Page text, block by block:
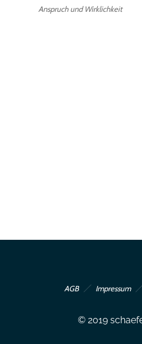
Anspruch und Wirklichkeit
AGB Impressum
© 2019